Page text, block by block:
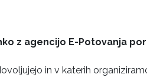
z agencijo E-Potovanja
in v katerih